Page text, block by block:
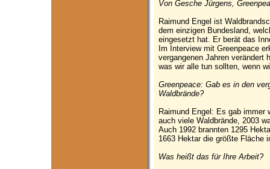
Von Gesche Jürgens,
Raimund Engel ist
dem einzigen Bundesland,
eingesetzt hat. Er berät das
Im Interview mit Greenpeace
vergangenen Jahren verändert
was wir alle tun sollten, wenn
Greenpeace: Gab es in den
Waldbrände?
Raimund Engel: Es gab immer
auch viele Waldbrände, 2003
Auch 1992 brannten 1295
1663 Hektar die größte Fläche
Was heißt das für Ihre Arbeit?